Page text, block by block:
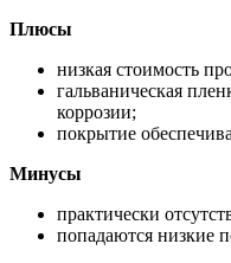
Плюсы
низкая стоимость
гальваническая
коррозии;
покрытие
Минусы
практически
попадаются низкие